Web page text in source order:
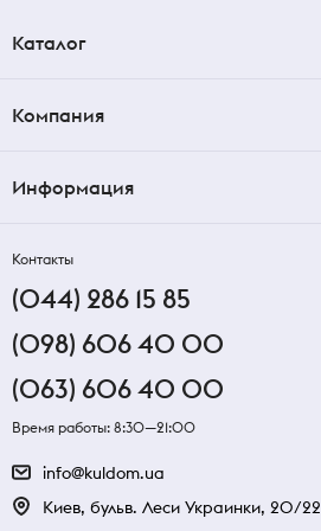
Каталог
Компания
Информация
Контакты
(044) 286 15 85
(098) 606 40 00
(063) 606 40 00
Время работы: 8:30—21:00
info@kuldom.ua
Киев, бульв. Леси Украинки, 20/22